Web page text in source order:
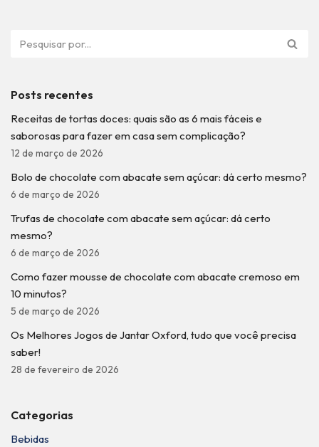
Posts recentes
Receitas de tortas doces: quais são as 6 mais fáceis e
saborosas para fazer em casa sem complicação?
12 de março de 2026
Bolo de chocolate com abacate sem açúcar: dá certo mesmo?
6 de março de 2026
Trufas de chocolate com abacate sem açúcar: dá certo
mesmo?
6 de março de 2026
Como fazer mousse de chocolate com abacate cremoso em
10 minutos?
5 de março de 2026
Os Melhores Jogos de Jantar Oxford, tudo que você precisa
saber!
28 de fevereiro de 2026
Categorias
Bebidas